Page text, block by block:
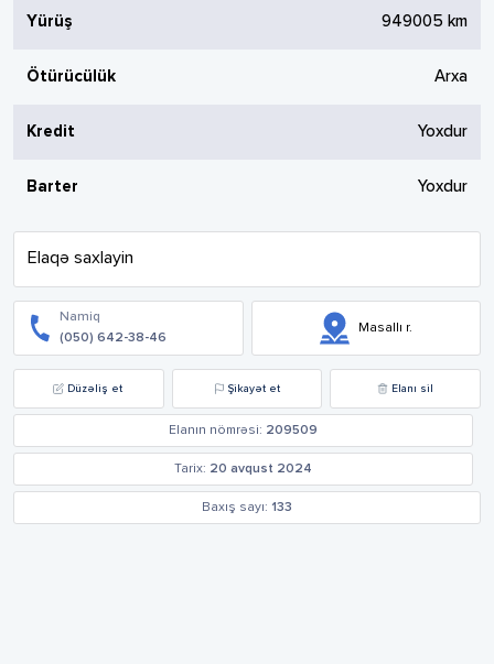
Yürüş 949005 km
Ötürücülük Arxa
Kredit Yoxdur
Barter Yoxdur
Elaqə saxlayin
Namiq
(050) 642-38-46
Masallı r.
Düzəliş et Şikayət et Elanı sil
Elanın nömrəsi: 209509
Tarix: 20 avqust 2024
Baxış sayı: 133